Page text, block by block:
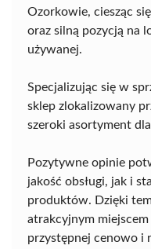
Ozorkowie, ciesząc
oraz silną pozycją na
używanej.
Specjalizując się w
sklep zlokalizowany
szeroki asortyment
Pozytywne opinie
jakość obsługi, jak i
produktów. Dzięki
atrakcyjnym
przystępnej cenowo i